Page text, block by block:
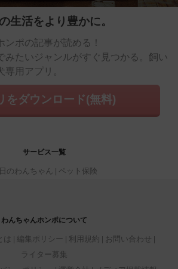
生活をより豊かに。
ポの記事が読める！
みたいジャンルがすぐ見つかる。飼い
用アプリ。
をダウンロード(無料)
サービス一覧
のわんちゃん ペット保険
わんちゃんホンポについて
は 編集ポリシー 利用規約
お問い合わせ
ライター募集